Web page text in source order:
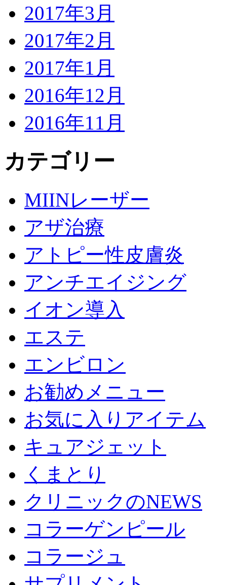
2017年3月
2017年2月
2017年1月
2016年12月
2016年11月
カテゴリー
MIINレーザー
アザ治療
アトピー性皮膚炎
アンチエイジング
イオン導入
エステ
エンビロン
お勧めメニュー
お気に入りアイテム
キュアジェット
くまとり
クリニックのNEWS
コラーゲンピール
コラージュ